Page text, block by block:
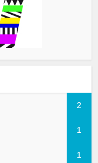
2
1
1